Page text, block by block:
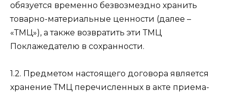
обязуется временно безвозмездно хранить
товарно-материальные ценности (далее –
«ТМЦ»), а также возвратить эти ТМЦ
Поклажедателю в сохранности.
1.2. Предметом настоящего договора является
хранение ТМЦ перечисленных в акте приема-